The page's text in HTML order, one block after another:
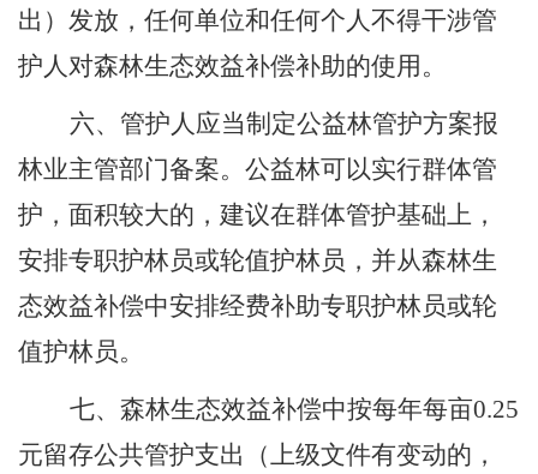
出）发放，任何单位和任何个人不得干涉管
护人对森林生态效益补偿补助的使用。
六、 管护人应当制定公益林管护方案报
林业主管部门备案。 公益林可以实行群体管
护，面积较大的，建议在群体管护基础上，
安排专职护林员或轮值护林员，并从森林生
态效益补偿中安排经费补助专职护林员或轮
值护林员。
七、 森林生态效益补偿中按每年每亩0.25
元留存公共管护支出
（上级文件有变动的，